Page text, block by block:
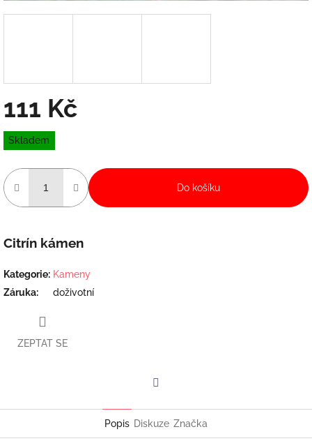
111 Kč
Měrná
cena:
Skladem
Do košíku
Citrín kámen
Kategorie: Kameny
Záruka: doživotní
ZEPTAT SE
Popis Diskuze Značka